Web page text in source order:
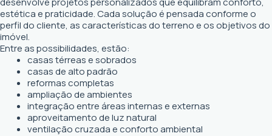
estética e praticidade. Cada solução é pensada conforme o
perfil do cliente, as características do terreno e os objetivos do
imóvel.
Entre as possibilidades, estão:
casas térreas e sobrados
casas de alto padrão
reformas completas
ampliação de ambientes
integração entre áreas internas e externas
aproveitamento de luz natural
ventilação cruzada e conforto ambiental